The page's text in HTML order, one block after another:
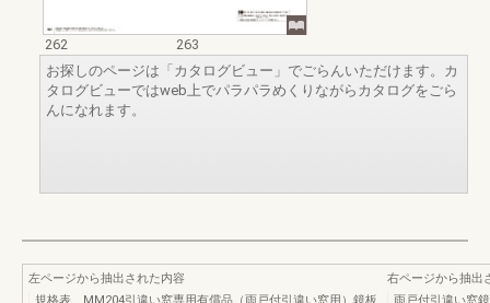
262
263
お探しのページは「カタログビュー」でごらんいただけます。カ
タログビューではweb上でパラパラめくりながらカタログをごら
んになれます。
左ページから抽出された内容
規格表 MM204引違い窓専用有償品（雨戸付引違い窓用）鏡板
右ページから抽出
雨戸付引違い窓